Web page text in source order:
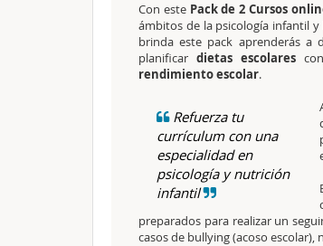
Con este Pack de 2 Cursos
ámbitos de la psicología infantil y
brinda este pack aprenderás a
planificar dietas escolarescon
rendimiento escolar.
Refuerza tu
currículum con una
especialidad en
psicología y nutrición
infantil
preparados para realizar un
casos de bullying (acoso escolar),